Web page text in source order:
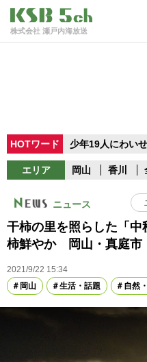
株式会社 瀬戸内海放送
HOTワード 少年19人にわい
エリア 岡山 香川
ニュース
干柿の里を照らした「
柿鮮やか 岡山・真庭市
2021/9/22 15:34
岡山
生活・話題 自然